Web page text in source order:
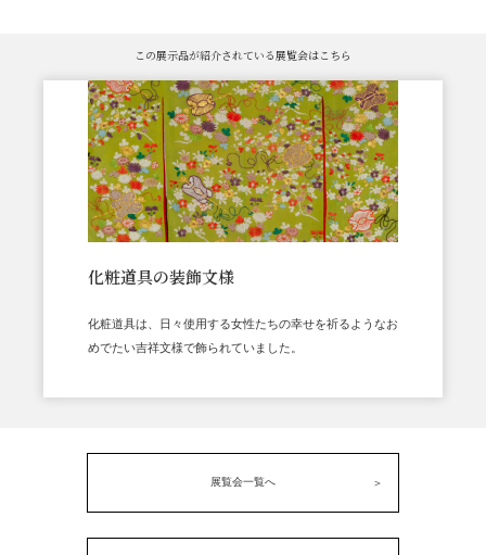
この展示品が紹介されている展覧会はこちら
化粧道具の装飾文様
化粧道具は、日々使用する女性たちの幸せを祈るようなお
めでたい吉祥文様で飾られていました。
展覧会一覧へ